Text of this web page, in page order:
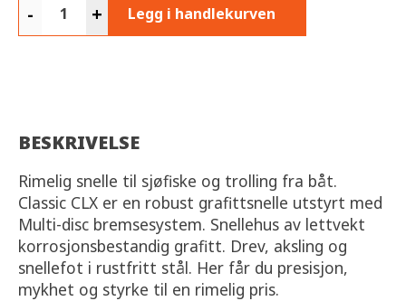
- + Legg i handlekurven
BESKRIVELSE
Rimelig snelle til sjøfiske og trolling fra båt.
Classic CLX er en robust grafittsnelle utstyrt med
Multi-disc bremsesystem. Snellehus av lettvekt
korrosjonsbestandig grafitt. Drev, aksling og
snellefot i rustfritt stål. Her får du presisjon,
mykhet og styrke til en rimelig pris.